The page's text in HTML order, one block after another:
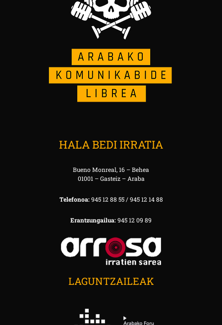
HALA BEDI IRRATIA
Bueno Monreal, 16 – Behea
01001 – Gasteiz – Araba
Telefonoa:945 12 88 55 / 945 12 14 88
Erantzungailua:945 12 09 89
LAGUNTZAILEAK